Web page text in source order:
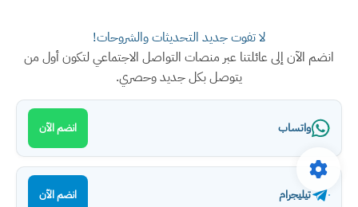
لا تفوت جديد التحديثات والشروحات!
انضم الآن إلى عائلتنا عبر منصات التواصل الاجتماعي لتكون أول من
يتوصل بكل جديد وحصري.
واتساب انضم الآن
تيليجرام انضم الآن